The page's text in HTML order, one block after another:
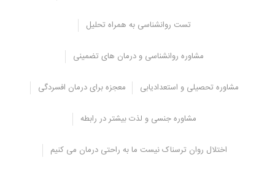
تست روانشناسی به همراه تحلیل
مشاوره روانشناسی و درمان های تضمینی
مشاوره تحصیلی و استعدادیابی معجزه برای درمان افسردگی
مشاوره جنسی و لذت بیشتر در رابطه
اختلال روان ترسناک نیست ما به راحتی درمان می کنیم
کمک کند تا او را بهتر بشناسید. در طول این زمان، می‌توانید با او به
فعالیت‌های مشترکی که از انجام آنها لذت می‌برید، بپردازید. این کار به
تاثیر خودشناسی در ازدواج چقدر است؟ + نکات اساسی
راه های شناخت همسر قبل از ازدواج
در اینجا برخی از سوالات کلیدی وجود دارد که می‌توانید در طول دوران